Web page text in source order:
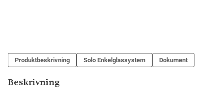
Produktbeskrivning Solo Enkelglassystem Dokument
Beskrivning